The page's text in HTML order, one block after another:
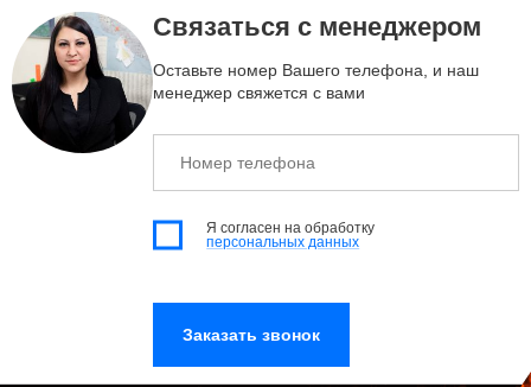
Связаться с менеджером
Оставьте номер Вашего телефона, и наш
менеджер свяжется с вами
телефона
Я согласен на обработку
персональных данных